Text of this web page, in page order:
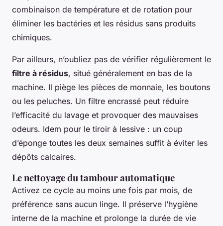
combinaison de température et de rotation pour
éliminer les bactéries et les résidus sans produits
chimiques.
Par ailleurs, n’oubliez pas de vérifier régulièrement le
filtre à résidus, situé généralement en bas de la
machine. Il piège les pièces de monnaie, les boutons
ou les peluches. Un filtre encrassé peut réduire
l’efficacité du lavage et provoquer des mauvaises
odeurs. Idem pour le tiroir à lessive : un coup
d’éponge toutes les deux semaines suffit à éviter les
dépôts calcaires.
Le nettoyage du tambour automatique
Activez ce cycle au moins une fois par mois, de
préférence sans aucun linge. Il préserve l’hygiène
interne de la machine et prolonge la durée de vie